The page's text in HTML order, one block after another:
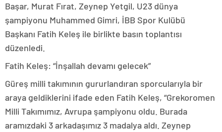
Başar, Murat Fırat, Zeynep Yetgil, U23 dünya
şampiyonu Muhammed Gimri, İBB Spor Kulübü
Başkanı Fatih Keleş ile birlikte basın toplantısı
düzenledi.
Fatih Keleş: “İnşallah devamı gelecek”
Güreş milli takımının gururlandıran sporcularıyla bir
araya geldiklerini ifade eden Fatih Keleş, “Grekoromen
Milli Takımımız, Avrupa şampiyonu oldu. Burada
aramızdaki 3 arkadaşımız 3 madalya aldı. Zeynep